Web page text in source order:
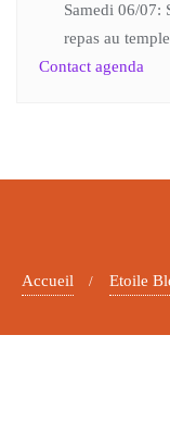
Samedi 06/07:
repas au temple
Contact agenda
Accueil Etoile